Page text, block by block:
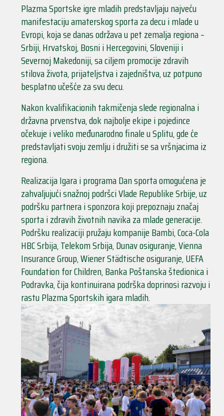
Plazma Sportske igre mladih predstavljaju najveću
manifestaciju amaterskog sporta za decu i mlade u
Evropi, koja se danas održava u pet zemalja regiona –
Srbiji, Hrvatskoj, Bosni i Hercegovini, Sloveniji i
Severnoj Makedoniji, sa ciljem promocije zdravih
stilova života, prijateljstva i zajedništva, uz potpuno
besplatno učešće za svu decu.
Nakon kvalifikacionih takmičenja slede regionalna i
državna prvenstva, dok najbolje ekipe i pojedince
očekuje i veliko međunarodno finale u Splitu, gde će
predstavljati svoju zemlju i družiti se sa vršnjacima iz
regiona.
Realizacija Igara i programa Dan sporta omogućena je
zahvaljujući snažnoj podršci Vlade Republike Srbije, uz
podršku partnera i sponzora koji prepoznaju značaj
sporta i zdravih životnih navika za mlade generacije.
Podršku realizaciji pružaju kompanije Bambi, Coca-Cola
HBC Srbija, Telekom Srbija, Dunav osiguranje, Vienna
Insurance Group, Wiener Städtische osiguranje, UEFA
Foundation for Children, Banka Poštanska štedionica i
Podravka, čija kontinuirana podrška doprinosi razvoju i
rastu Plazma Sportskih igara mladih.